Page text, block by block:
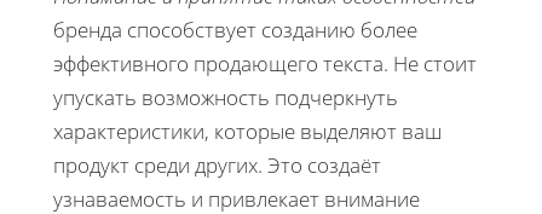
бренда способствует созданию более
эффективного продающего текста. Не стоит
упускать возможность подчеркнуть
характеристики, которые выделяют ваш
продукт среди других. Это создаёт
узнаваемость и привлекает внимание